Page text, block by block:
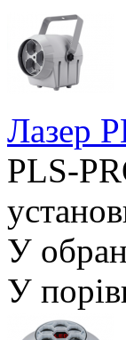
Лазер
PLS-
У
У